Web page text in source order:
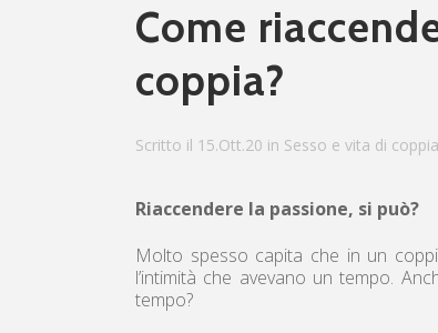
Come
coppia?
Scritto il 15.Ott.20 in Sesso e vita di coppia
Riaccendere la passione, si può?
Molto spesso capita che in un
l’intimità che avevano un tempo.
tempo?